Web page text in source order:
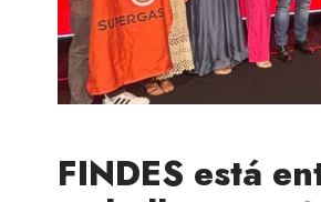
FINDES está